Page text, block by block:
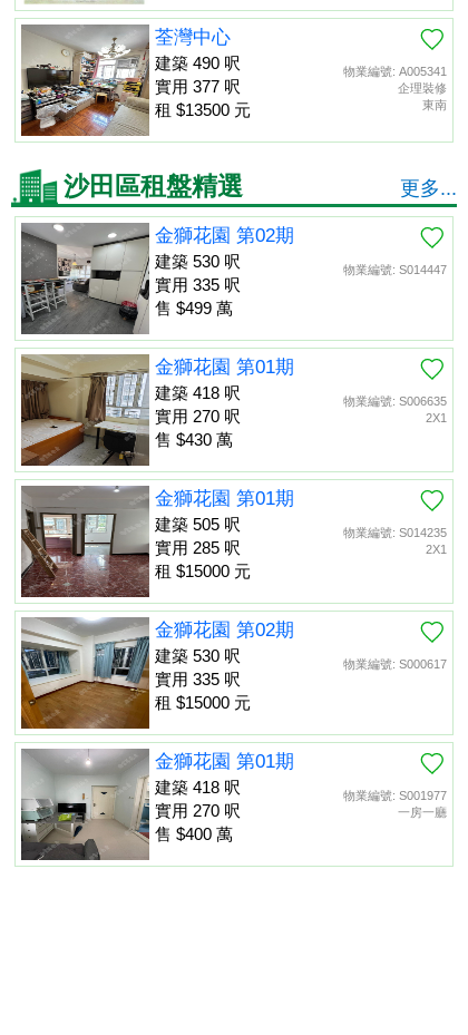
物業編號: A005341
企理裝修
東南
荃灣中心
建築 490 呎
實用 377 呎
租 $13500 元
沙田區租盤精選 更多...
物業編號: S014447
金獅花園 第02期
建築 530 呎
實用 335 呎
售 $499 萬
物業編號: S006635
2X1
金獅花園 第01期
建築 418 呎
實用 270 呎
售 $430 萬
物業編號: S014235
2X1
金獅花園 第01期
建築 505 呎
實用 285 呎
租 $15000 元
物業編號: S000617
金獅花園 第02期
建築 530 呎
實用 335 呎
租 $15000 元
物業編號: S001977
一房一廳
金獅花園 第01期
建築 418 呎
實用 270 呎
售 $400 萬